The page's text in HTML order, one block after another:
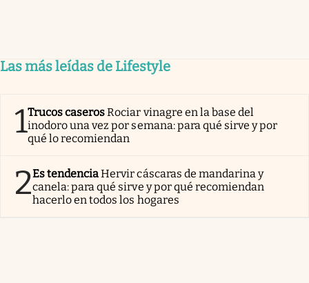
Las más leídas de Lifestyle
1Trucos caserosRociar vinagre en la base del
inodoro una vez por semana: para qué sirve y por
qué lo recomiendan
2Es tendenciaHervir cáscaras de mandarina y
canela: para qué sirve y por qué recomiendan
hacerlo en todos los hogares